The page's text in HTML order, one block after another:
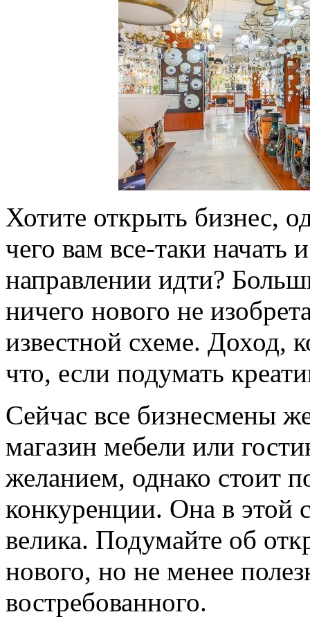
Хотите открыть бизнес,
чего вам все-таки начать
направлении идти?
ничего нового не
известной схеме. Доход,
что, если подумать
Сейчас все бизнесмены
магазин мебели или
желанием, однако стоит
конкуренции. Она в этой
велика. Подумайте об
нового, но не менее
востребованного.